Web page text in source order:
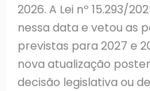
2026. A Lei nº 15.293/
nessa data e vetou as
previstas para 2027 e
nova atualização
decisão legislativa ou